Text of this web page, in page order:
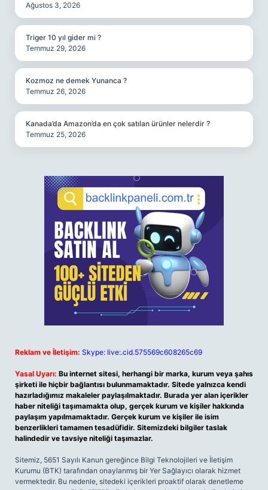
Ağustos 3, 2026
Triger 10 yıl gider mi ?
Temmuz 29, 2026
Kozmoz ne demek Yunanca ?
Temmuz 26, 2026
Kanada’da Amazon’da en çok satılan ürünler nelerdir ?
Temmuz 25, 2026
Reklam ve İletişim: Skype: live:.cid.575569c608265c69
Yasal Uyarı: Bu internet sitesi, herhangi bir marka, kurum veya şahıs
şirketi ile hiçbir bağlantısı bulunmamaktadır. Sitede yalnızca kendi
hazırladığımız makaleler paylaşılmaktadır. Burada yer alan içerikler
haber niteliği taşımamakta olup, gerçek kurum ve kişiler hakkında
paylaşım yapılmamaktadır. Gerçek kurum ve kişiler ile isim
benzerlikleri tamamen tesadüfidir. Sitemizdeki bilgiler taslak
halindedir ve tavsiye niteliği taşımazlar.
Sitemiz, 5651 Sayılı Kanun gereğince Bilgi Teknolojileri ve İletişim
Kurumu (BTK) tarafından onaylanmış bir Yer Sağlayıcı olarak hizmet
vermektedir. Bu nedenle, sitedeki içerikleri proaktif olarak denetleme